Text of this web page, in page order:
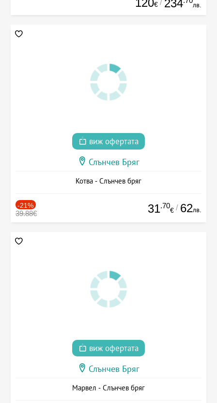
120€ / 234 лв.
виж офертата
Слънчев Бряг
Котва - Слънчев бряг
-21%
39.88€ 31.70
€ / 62лв.
виж офертата
Слънчев Бряг
Марвел - Слънчев бряг